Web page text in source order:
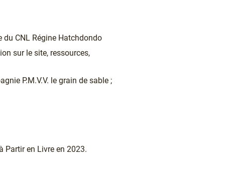
CNL Régine Hatchdondo
sur le site, ressources,
P.M.V.V. le grain de sable ;
Partir en Livre en 2023.